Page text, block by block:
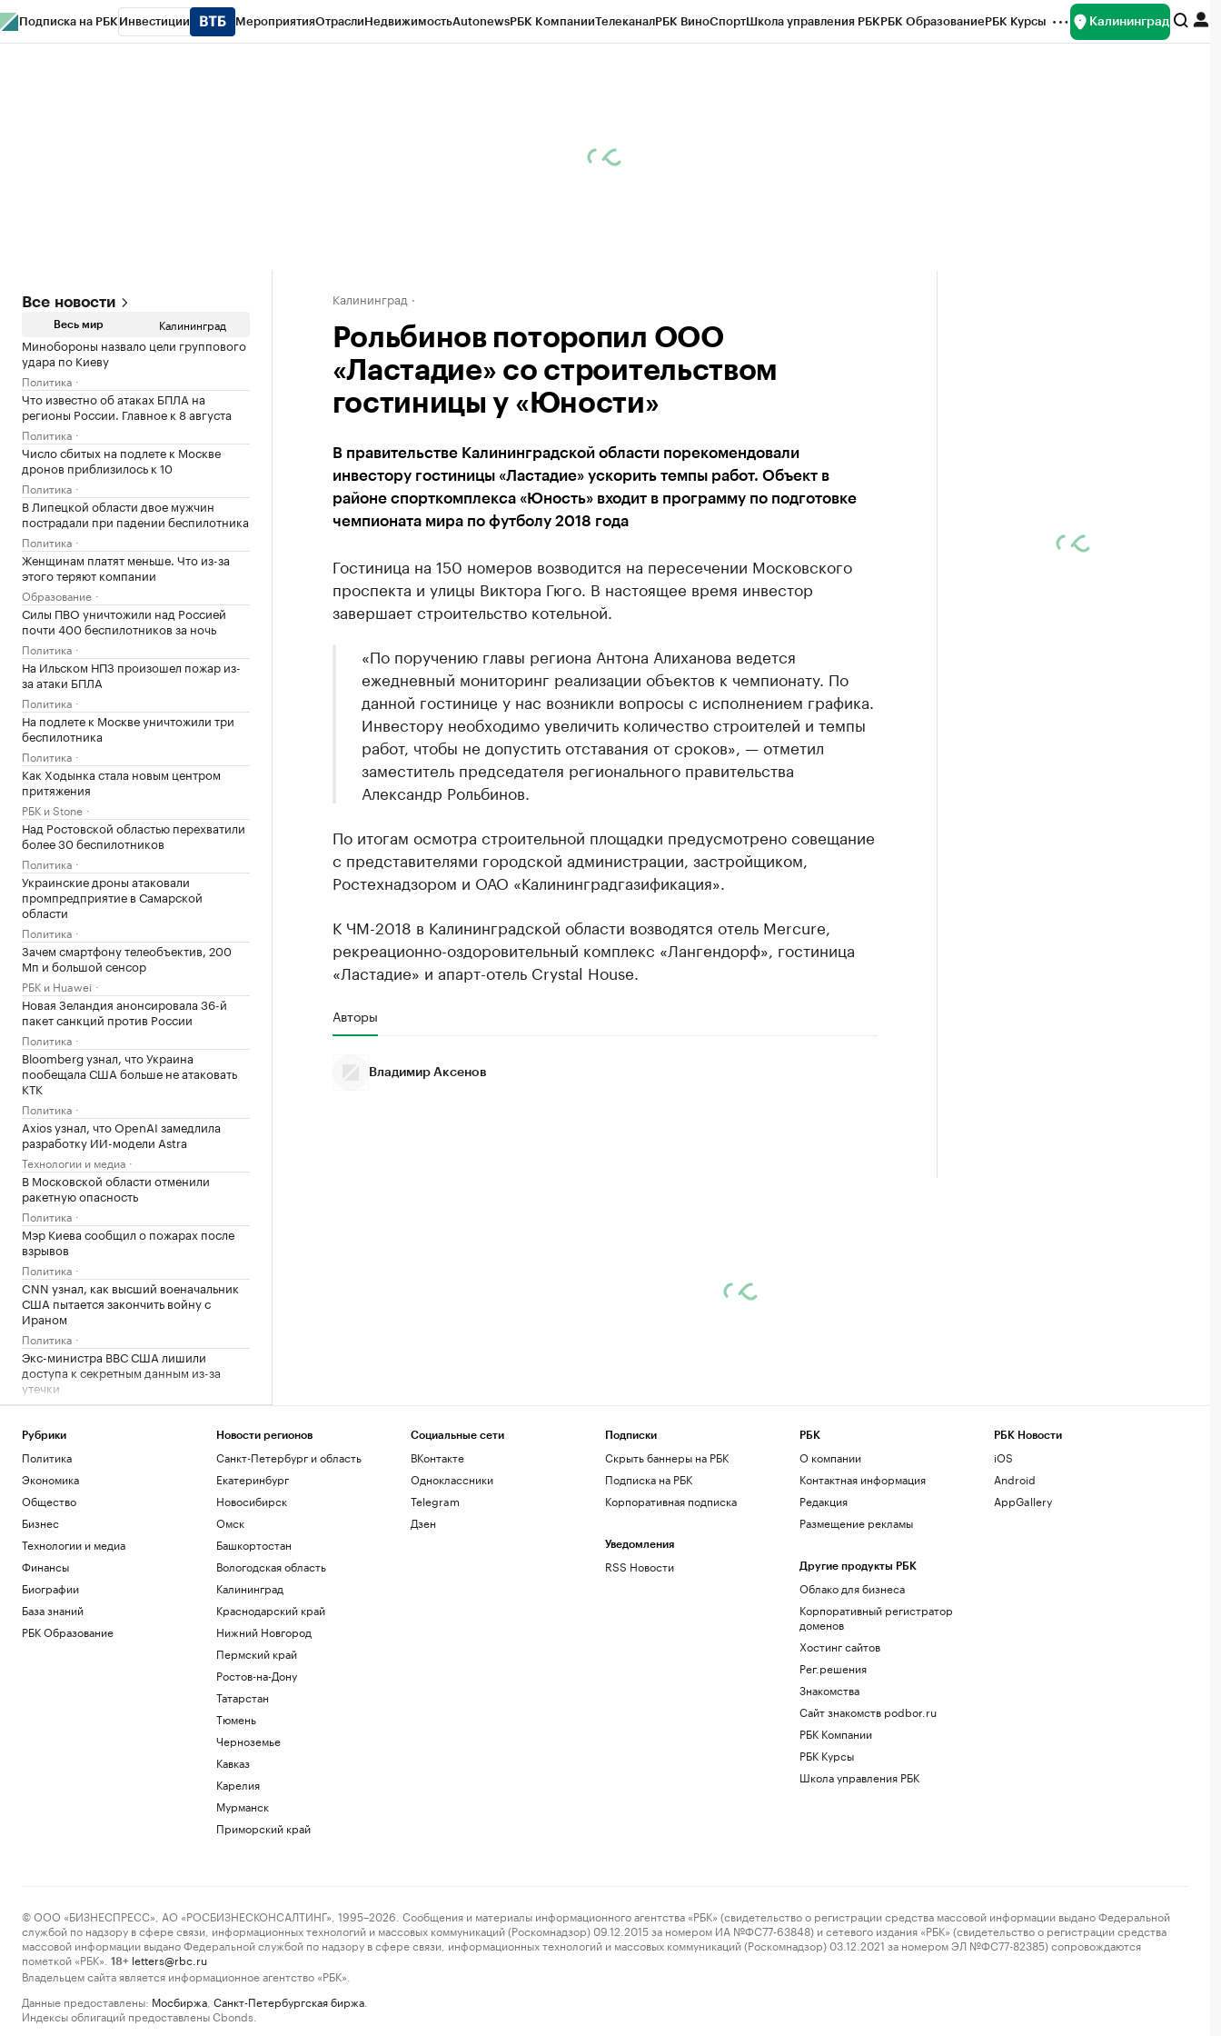
Подписка на РБК Инвестиции МероприятияОтраслиНедвижимостьAutonewsРБК КомпанииТелеканалРБК ВиноСпортШкола управления РБКРБК ОбразованиеРБК Курсы Калининград
Все новости
Весь мир Калининград
Минобороны назвало цели группового
удара по Киеву
Политика
Что известно об атаках БПЛА на
регионы России. Главное к 8 августа
Политика
Число сбитых на подлете к Москве
дронов приблизилось к 10
Политика
В Липецкой области двое мужчин
пострадали при падении беспилотника
Политика
Женщинам платят меньше. Что из-за
этого теряют компании
Образование
Силы ПВО уничтожили над Россией
почти 400 беспилотников за ночь
Политика
На Ильском НПЗ произошел пожар из-
за атаки БПЛА
Политика
На подлете к Москве уничтожили три
беспилотника
Политика
Как Ходынка стала новым центром
притяжения
РБК и Stone
Над Ростовской областью перехватили
более 30 беспилотников
Политика
Украинские дроны атаковали
промпредприятие в Самарской
области
Политика
Зачем смартфону телеобъектив, 200
Мп и большой сенсор
РБК и Huawei
Новая Зеландия анонсировала 36-й
пакет санкций против России
Политика
Bloomberg узнал, что Украина
пообещала США больше не атаковать
КТК
Политика
Axios узнал, что OpenAI замедлила
разработку ИИ-модели Astra
Технологии и медиа
В Московской области отменили
ракетную опасность
Политика
Мэр Киева сообщил о пожарах после
взрывов
Политика
CNN узнал, как высший военачальник
США пытается закончить войну с
Ираном
Политика
Экс-министра ВВС США лишили
доступа к секретным данным из-за
утечки
Политика
оповещения, для которой не нужны
сеть и зарядка
Политика
Калининград
Рольбинов поторопил ООО
«Ластадие» со строительством
гостиницы у «Юности»
В правительстве Калининградской области порекомендовали
инвестору гостиницы «Ластадие» ускорить темпы работ. Объект в
районе спорткомплекса «Юность» входит в программу по подготовке
чемпионата мира по футболу 2018 года
Гостиница на 150 номеров возводится на пересечении Московского
проспекта и улицы Виктора Гюго. В настоящее время инвестор
завершает строительство котельной.
«По поручению главы региона Антона Алиханова ведется
ежедневный мониторинг реализации объектов к чемпионату. По
данной гостинице у нас возникли вопросы с исполнением графика.
Инвестору необходимо увеличить количество строителей и темпы
работ, чтобы не допустить отставания от сроков», — отметил
заместитель председателя регионального правительства
Александр Рольбинов.
По итогам осмотра строительной площадки предусмотрено совещание
с представителями городской администрации, застройщиком,
Ростехнадзором и ОАО «Калининградгазификация».
К ЧМ-2018 в Калининградской области возводятся отель Mercure,
рекреационно-оздоровительный комплекс «Лангендорф», гостиница
«Ластадие» и апарт-отель Crystal House.
Авторы
Владимир Аксенов
Рубрики
Политика
Экономика
Общество
Бизнес
Технологии и медиа
Финансы
Биографии
База знаний
РБК Образование
Новости регионов
Санкт-Петербург и область
Екатеринбург
Новосибирск
Омск
Башкортостан
Вологодская область
Калининград
Краснодарский край
Нижний Новгород
Пермский край
Ростов-на-Дону
Татарстан
Тюмень
Черноземье
Кавказ
Карелия
Мурманск
Приморский край
Социальные сети
ВКонтакте
Одноклассники
Telegram
Дзен
Подписки
Скрыть баннеры на РБК
Подписка на РБК
Корпоративная подписка
Уведомления
RSS Новости
РБК
О компании
Контактная информация
Редакция
Размещение рекламы
Другие продукты РБК
Облако для бизнеса
Корпоративный регистратор
доменов
Хостинг сайтов
Рег.решения
Знакомства
Сайт знакомств podbor.ru
РБК Компании
РБК Курсы
Школа управления РБК
РБК Новости
iOS
Android
AppGallery
© ООО «БИЗНЕСПРЕСС», АО «РОСБИЗНЕСКОНСАЛТИНГ», 1995–2026. Сообщения и материалы информационного агентства «РБК» (свидетельство о регистрации средства массовой информации выдано Федеральной
службой по надзору в сфере связи, информационных технологий и массовых коммуникаций (Роскомнадзор) 09.12.2015 за номером ИА №ФС77-63848) и сетевого издания «РБК» (свидетельство о регистрации средства
массовой информации выдано Федеральной службой по надзору в сфере связи, информационных технологий и массовых коммуникаций (Роскомнадзор) 03.12.2021 за номером ЭЛ №ФС77-82385) сопровождаются
пометкой «РБК».
18+ letters@rbc.ru
Владельцем сайта является информационное агентство «РБК».
Данные предоставлены: Мосбиржа Санкт-Петербургская биржа
Индексы облигаций предоставлены Cbonds.